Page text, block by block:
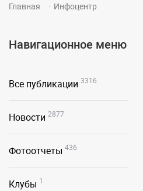
Главная Инфоцентр
Навигационное меню
Все публикации 3316
Новости 2877
Фотоотчеты 436
Клубы 1